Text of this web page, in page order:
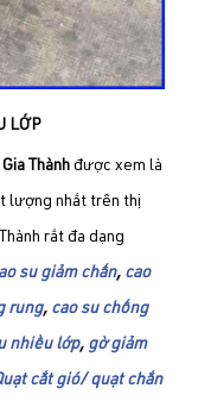
LỚP
Thành được xem là
lượng nhất trên thị
rất đa dạng
su giảm chấn, cao
rung, cao su chống
nhiều lớp, gờ giảm
cắt gió/ quạt chắn